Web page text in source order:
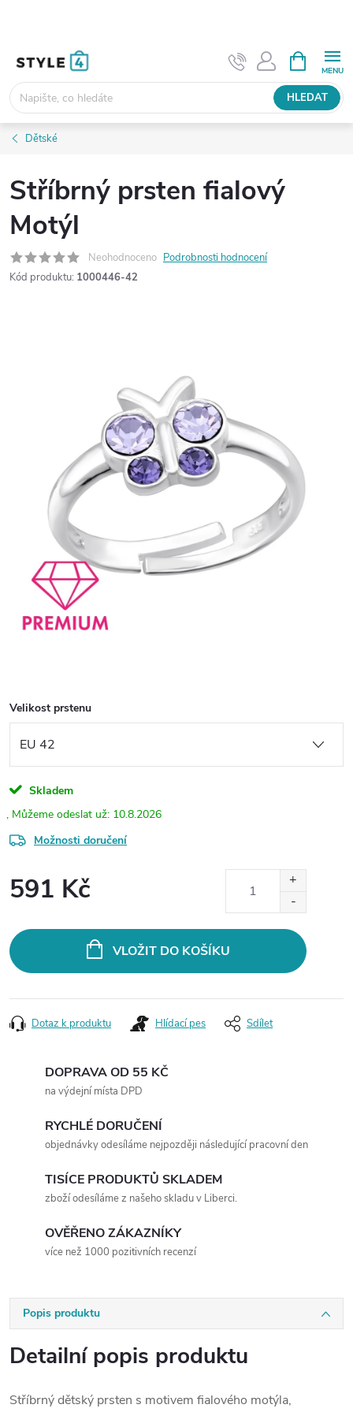
HLEDAT
NÁKUPNÍ
KOŠÍK
Dětské
Stříbrný prsten fialový
Motýl
Neohodnoceno Podrobnosti hodnocení
Kód produktu: 1000446-42
Velikost prstenu
Skladem
10.8.2026
Možnosti doručení
591 Kč
VLOŽIT DO KOŠÍKU
Dotaz k produktu Hlídací pes Sdílet
DOPRAVA OD 55 KČ
na výdejní místa DPD
RYCHLÉ DORUČENÍ
objednávky odesíláme nejpozději následující pracovní den
TISÍCE PRODUKTŮ SKLADEM
zboží odesíláme z našeho skladu v Liberci.
OVĚŘENO ZÁKAZNÍKY
více než 1000 pozitivních recenzí
Popis produktu
Detailní popis produktu
Stříbrný dětský prsten s motivem fialového motýla,